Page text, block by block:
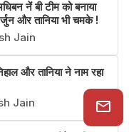
Jain
नें बी टीम को बनाया
और तानिया भी चमके !
Jain
और तानिया ने नाम रहा